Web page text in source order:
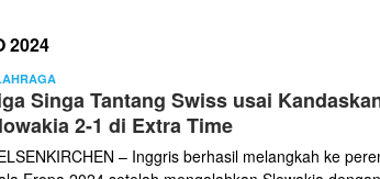
2024
Pur
Singa Tantang Swiss usai
2-1 di Extra Time
– Inggris berhasil melangkah ke